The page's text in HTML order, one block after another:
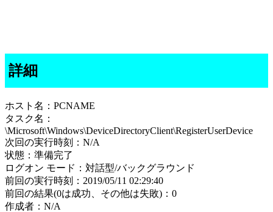
詳細
ホスト名：PCNAME
タスク名：
\Microsoft\Windows\DeviceDirectoryClient\RegisterUserDevice
次回の実行時刻：N/A
状態：準備完了
ログオン モード：対話型/バックグラウンド
前回の実行時刻：2019/05/11 02:29:40
前回の結果(0は成功、その他は失敗)：0
作成者：N/A